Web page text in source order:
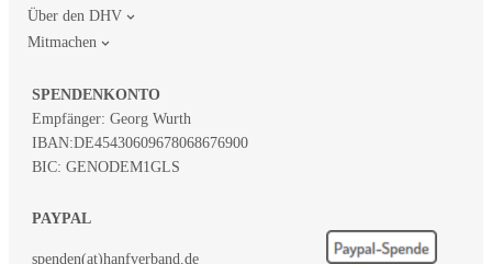
Über den DHV
Mitmachen
SPENDENKONTO
Empfänger: Georg Wurth
IBAN:DE45430609678068676900
BIC: GENODEM1GLS
PAYPAL
spenden(at)hanfverband.de